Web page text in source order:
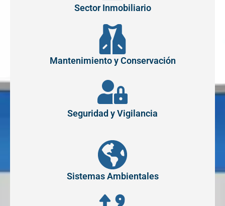
Mantenimiento y Conservación
Seguridad y Vigilancia
Sistemas Ambientales